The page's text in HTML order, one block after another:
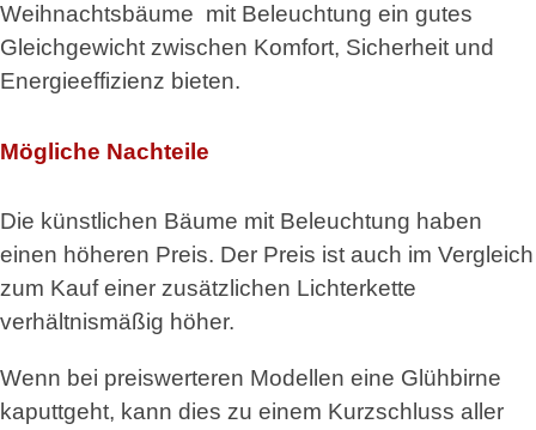
Weihnachtsbäume mit Beleuchtung ein gutes
Gleichgewicht zwischen Komfort, Sicherheit und
Energieeffizienz bieten.
Mögliche Nachteile
Die künstlichen Bäume mit Beleuchtung haben
einen höheren Preis. Der Preis ist auch im Vergleich
zum Kauf einer zusätzlichen Lichterkette
verhältnismäßig höher.
Wenn bei preiswerteren Modellen eine Glühbirne
kaputtgeht, kann dies zu einem Kurzschluss aller